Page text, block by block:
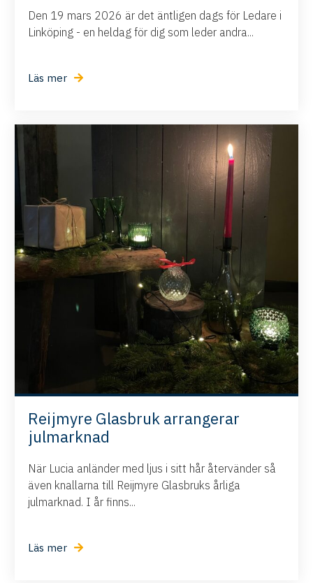
Den 19 mars 2026 är det äntligen dags för Ledare i
Linköping - en heldag för dig som leder andra...
Läs mer
Reijmyre Glasbruk arrangerar
julmarknad
När Lucia anländer med ljus i sitt hår återvänder så
även knallarna till Reijmyre Glasbruks årliga
julmarknad. I år finns...
Läs mer